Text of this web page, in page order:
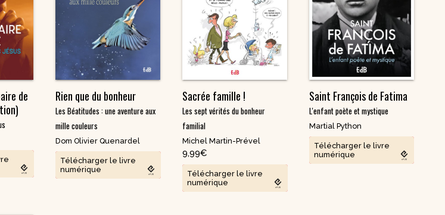
– Bonheur
– Série III
CD Croissance
humaine
CD Couples, familles,
célibat
CD Témoignages
CD Mission et
évangélisation
CD Judaïsme
DVD Documentaires
/ Enseignements
de
Rien que du bonheur
Les Béatitudes : une aventure aux
mille couleurs
Dom Olivier Quenardel
Télécharger le livre
numérique
Sacrée famille !
Les sept vérités du bonheur
familial
Michel Martin-Prével
9,99€
Télécharger le livre
numérique
Saint François de Fatima
L'enfant poète et mystique
Martial Python
Télécharger le livre
numérique